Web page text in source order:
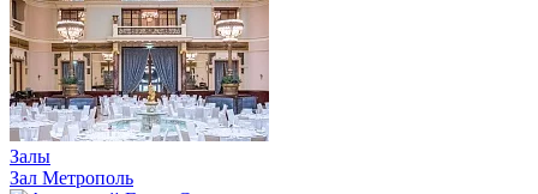
Залы
Зал Метрополь